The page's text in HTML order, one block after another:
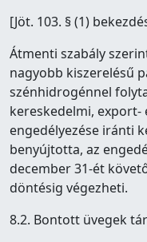
[Jöt. 103. § (1)
Átmenti szabály
nagyobb kiszerelésű
szénhidrogénnel
kereskedelmi,
engedélyezése iránti
benyújtotta, az
december 31-ét
döntésig végezheti.
8.2. Bontott üvegek